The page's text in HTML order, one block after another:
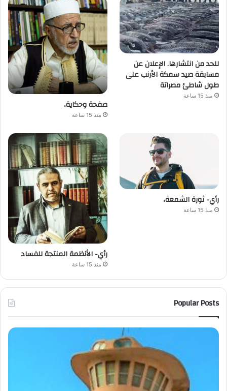
للحد من انتشارها. الإعلان عن
مسابقة صيد سمكة الأرنب على
طول شاطئ مصراتة
منذ 15 ساعة
صفحة وحكاية،
منذ 15 ساعة
رأي- ثورة الشمعة،
منذ 15 ساعة
رأي- الأنظمة المنتجة للفساد
منذ 15 ساعة
Popular Posts